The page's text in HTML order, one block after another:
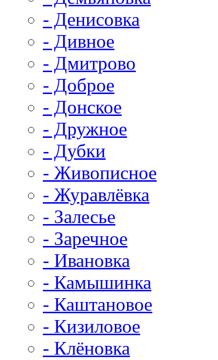
- Денисовка
- Дивное
- Дмитрово
- Доброе
- Донское
- Дружное
- Дубки
- Живописное
- Журавлёвка
- Залесье
- Заречное
- Ивановка
- Камышинка
- Каштановое
- Кизиловое
- Клёновка